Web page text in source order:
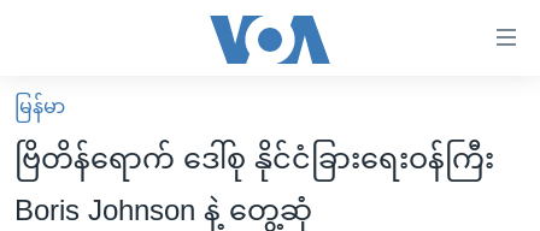
လွယ်ကူ
စေ
သည့်
မူလစာမျက်နှာ
မြန်မာ
ကမ္ဘာ့သတင်းများ
မြန်မာ
ဗြိတိန်ရောက် ဒေါ်စု နိုင်ငံခြားရေးဝန်ကြီး
Boris Johnson နဲ့ တွေ့ဆုံ